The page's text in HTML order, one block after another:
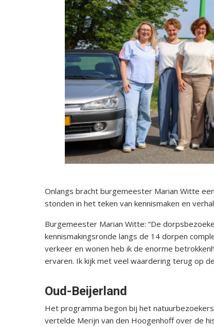
Onlangs bracht burgemeester Marian Witte
stonden in het teken van kennismaken en
Burgemeester Marian Witte: “De
kennismakingsronde langs de 14 dorpen
verkeer en wonen heb ik de enorme
ervaren. Ik kijk met veel waardering terug op
Oud-Beijerland
Het programma begon bij het
vertelde Merijn van den Hoogenhoff over de